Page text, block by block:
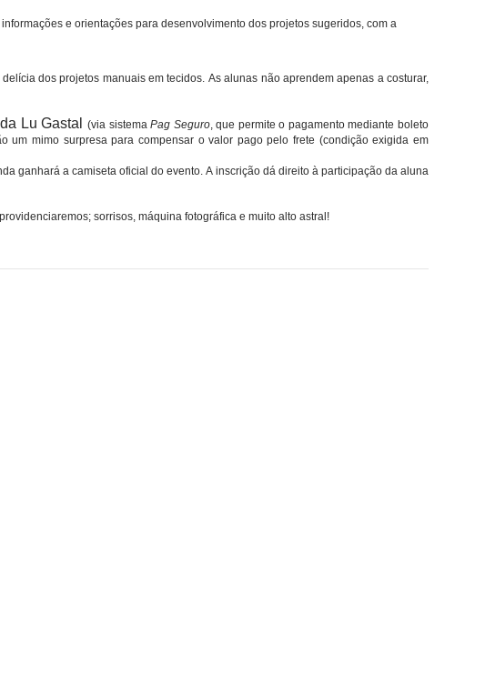
e orientações para desenvolvimento dos projetos sugeridos, com a
dos projetos manuais em tecidos. As alunas não aprendem apenas a costurar,
da Lu Gastal (via sistemaPag Seguro, que permite o pagamento mediante boleto
mimo surpresa para compensar o valor pago pelo frete (condição exigida em
ganhará a camiseta oficial do evento.A inscrição dá direito à participação da aluna
sorrisos, máquina fotográfica e muito alto astral!